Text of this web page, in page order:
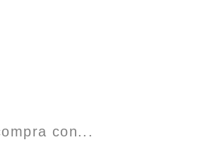
con...